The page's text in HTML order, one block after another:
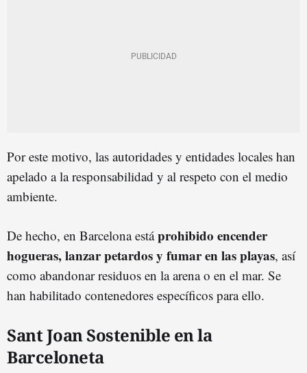
Por este motivo, las autoridades y entidades locales han
apelado a la responsabilidad y al respeto con el medio
ambiente.
De hecho, en Barcelona estáprohibido encender
hogueras, lanzar petardos y fumar en las playas, así
como abandonar residuos en la arena o en el mar. Se
han habilitado contenedores específicos para ello.
Sant Joan Sostenible en la
Barceloneta